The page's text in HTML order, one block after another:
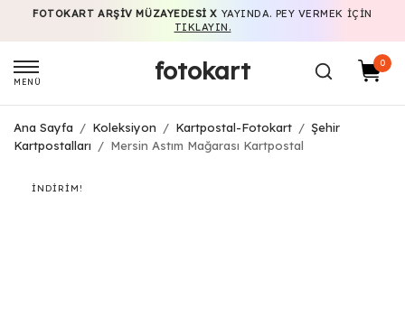
FOTOKART ARŞIV MÜZAYEDESI X YAYINDA. PEY VERMEK IÇIN
TIKLAYIN.
MENÜ fotokart 0
Ana Sayfa / Koleksiyon / Kartpostal-Fotokart / Şehir
Kartpostalları
/ Mersin Astım Mağarası Kartpostal
İNDIRIM!